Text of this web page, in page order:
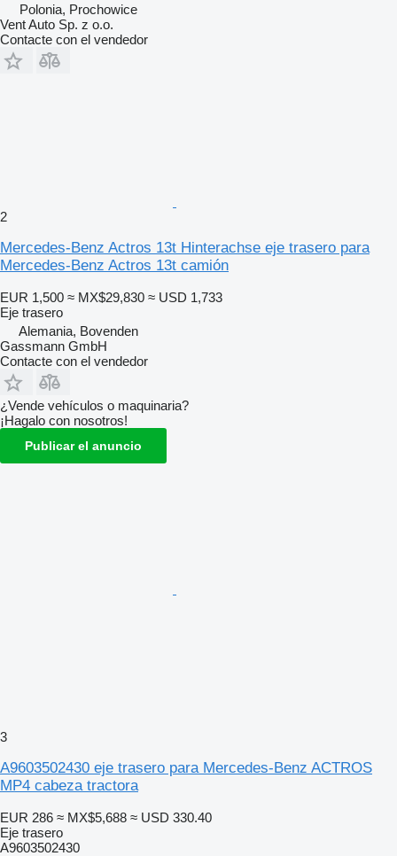
Polonia, Prochowice
Vent Auto Sp. z o.o.
Contacte con el vendedor
2
Mercedes-Benz Actros 13t Hinterachse eje trasero para
Mercedes-Benz Actros 13t camión
EUR 1,500 ≈ MX$29,830 ≈ USD 1,733
Eje trasero
Alemania, Bovenden
Gassmann GmbH
Contacte con el vendedor
¿Vende vehículos o maquinaria?
¡Hagalo con nosotros!
Publicar el anuncio
3
A9603502430 eje trasero para Mercedes-Benz ACTROS
MP4 cabeza tractora
EUR 286 ≈ MX$5,688 ≈ USD 330.40
Eje trasero
A9603502430